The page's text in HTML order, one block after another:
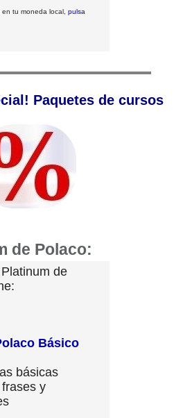
tu moneda local, pulsa
Paquetes de cursos
de Polaco:
de
Básico
básicas
y